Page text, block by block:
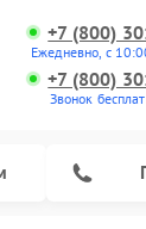
+7 (800)
Ежедневно, с
+7 (800)
Звонок